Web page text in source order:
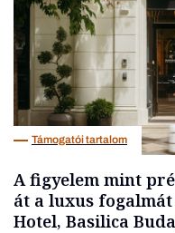
Támogatói tartalom
A figyelem mint
át a luxus
Hotel, Basilica